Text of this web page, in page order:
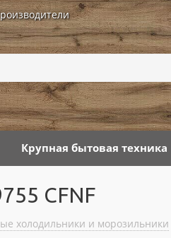
...
Крупная бытовая техника
CFNF
холодильники и морозильники